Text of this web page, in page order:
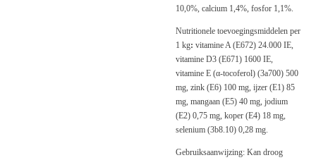
10,0%, calcium 1,4%, fosfor 1,1%.
Nutritionele toevoegingsmiddelen per
1 kg: vitamine A (E672) 24.000 IE,
vitamine D3 (E671) 1600 IE,
vitamine E (α-tocoferol) (3a700) 500
mg, zink (E6) 100 mg, ijzer (E1) 85
mg, mangaan (E5) 40 mg, jodium
(E2) 0,75 mg, koper (E4) 18 mg,
selenium (3b8.10) 0,28 mg.
Gebruiksaanwijzing: Kan droog